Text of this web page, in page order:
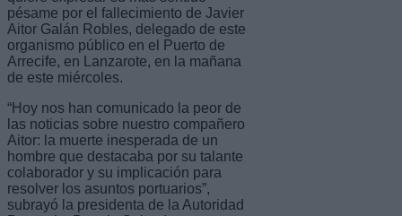
pésame por el fallecimiento de Javier
Aitor Galán Robles, delegado de este
organismo público en el Puerto de
Arrecife, en Lanzarote, en la mañana
de este miércoles.
“Hoy nos han comunicado la peor de
las noticias sobre nuestro compañero
Aitor: la muerte inesperada de un
hombre que destacaba por su talante
colaborador y su implicación para
resolver los asuntos portuarios”,
subrayó la presidenta de la Autoridad